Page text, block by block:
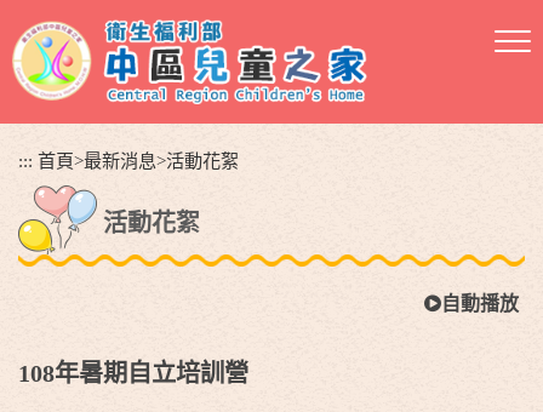
到
主
::: 首頁>最新消息>活動花絮
活動花絮
自動播放
108年暑期自立培訓營